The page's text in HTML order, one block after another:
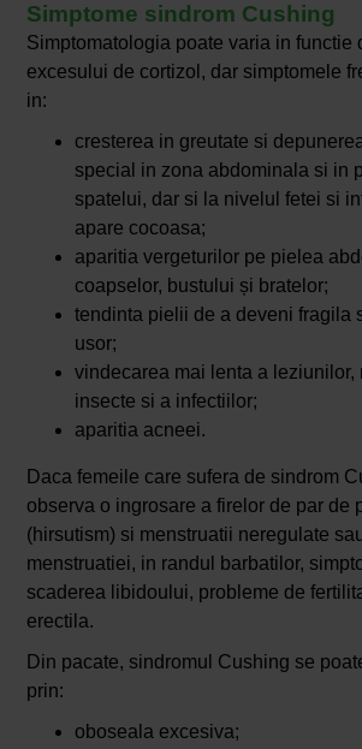
Simptome sindrom Cushing
Simptomatologia poate varia in functie
excesului de cortizol, dar simptomele
in:
cresterea in greutate si
special in zona abdominala si in
spatelui, dar si la nivelul fetei si
apare cocoasa;
aparitia vergeturilor pe pielea
coapselor, bustului și bratelor;
tendinta pielii de a deveni fragila
usor;
vindecarea mai lenta a leziunilor,
insecte si a infectiilor;
aparitia acneei.
Daca femeile care sufera de sindrom
observa o ingrosare a firelor de par de
(hirsutism) si menstruatii neregulate
menstruatiei, in randul barbatilor,
scaderea libidoului, probleme de
erectila.
Din pacate, sindromul Cushing se
prin:
oboseala excesiva;